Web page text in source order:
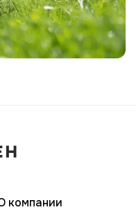
компании